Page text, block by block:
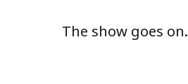
The show goes on.